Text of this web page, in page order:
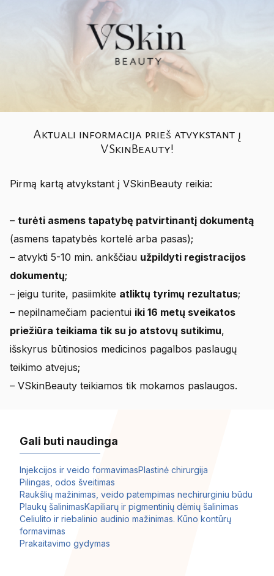
Aktuali informacija prieš atvykstant į
VSkinBeauty!
Pirmą kartą atvykstant į VSkinBeauty reikia:
– turėti asmens tapatybę patvirtinantį dokumentą
(asmens tapatybės kortelė arba pasas);
– atvykti 5-10 min. ankščiau užpildyti registracijos
dokumentų;
– jeigu turite, pasiimkite atliktų tyrimų rezultatus;
– nepilnamečiam pacientui iki 16 metų sveikatos
priežiūra teikiama tik su jo atstovų sutikimu,
išskyrus būtinosios medicinos pagalbos paslaugų
teikimo atvejus;
– VSkinBeauty teikiamos tik mokamos paslaugos.
Gali buti naudinga
Injekcijos ir veido formavimasPlastinė chirurgija
Pilingas, odos šveitimas
Raukšlių mažinimas, veido patempimas nechirurginiu būdu
Plaukų šalinimasKapiliarų ir pigmentinių dėmių šalinimas
Celiulito ir riebalinio audinio mažinimas. Kūno kontūrų
formavimas
Prakaitavimo gydymas